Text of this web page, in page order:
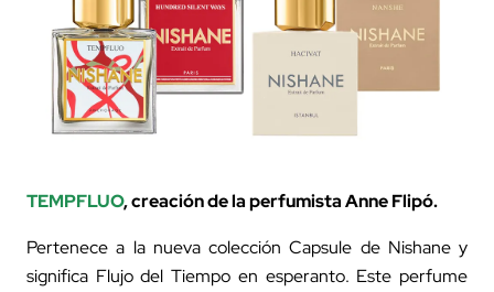
TEMPFLUO, creación de la perfumista Anne Flipó.
Pertenece a la nueva colección Capsule de Nishane y
significa Flujo del Tiempo en esperanto. Este perfume